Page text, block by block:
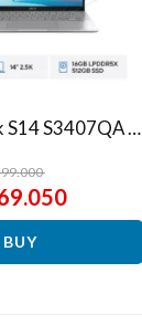
ASUS Vivobook S14 S3407QA – IPSP151M – Matte Gray
BUY